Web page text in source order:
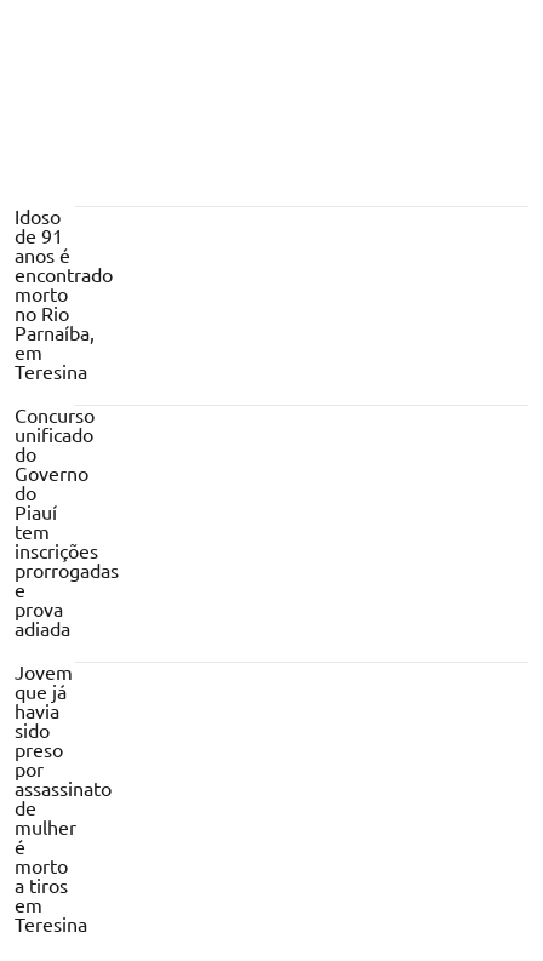
Idoso
de 91
anos é
encontrado
morto
no Rio
Parnaíba,
em
Teresina
Concurso
unificado
do
Governo
do
Piauí
tem
inscrições
prorrogadas
e
prova
adiada
Jovem
que já
havia
sido
preso
por
assassinato
de
mulher
é
morto
a tiros
em
Teresina